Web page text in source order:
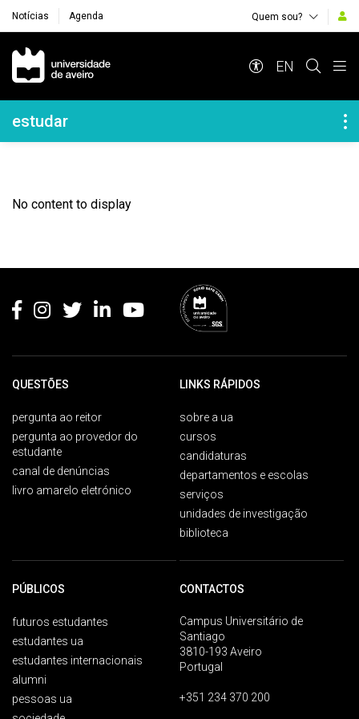
Notícias Agenda Quem sou?
Navegação Principal
EN
Navegação Lateral
estudar
No content to display
QUESTÕES
pergunta ao reitor
pergunta ao provedor do
estudante
canal de denúncias
livro amarelo eletrónico
LINKS RÁPIDOS
sobre a ua
cursos
candidaturas
departamentos e escolas
serviços
unidades de investigação
biblioteca
PÚBLICOS
futuros estudantes
estudantes ua
estudantes internacionais
alumni
pessoas ua
CONTACTOS
Campus Universitário de
Santiago
3810-193 Aveiro
Portugal
+351 234 370 200